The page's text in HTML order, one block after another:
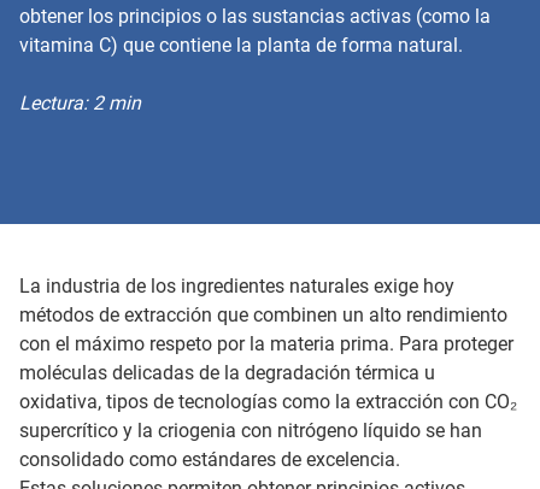
obtener los principios o las sustancias activas (como la
vitamina C) que contiene la planta de forma natural.
Lectura: 2 min
La industria de los ingredientes naturales exige hoy
métodos de extracción que combinen un alto rendimiento
con el máximo respeto por la materia prima. Para proteger
moléculas delicadas de la degradación térmica u
oxidativa, tipos de tecnologías como la extracción con CO₂
supercrítico y la criogenia con nitrógeno líquido se han
consolidado como estándares de excelencia.